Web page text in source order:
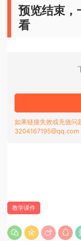
预览结束，
看
如果链接失效或充值问
3204167195@qq.com
教学课件